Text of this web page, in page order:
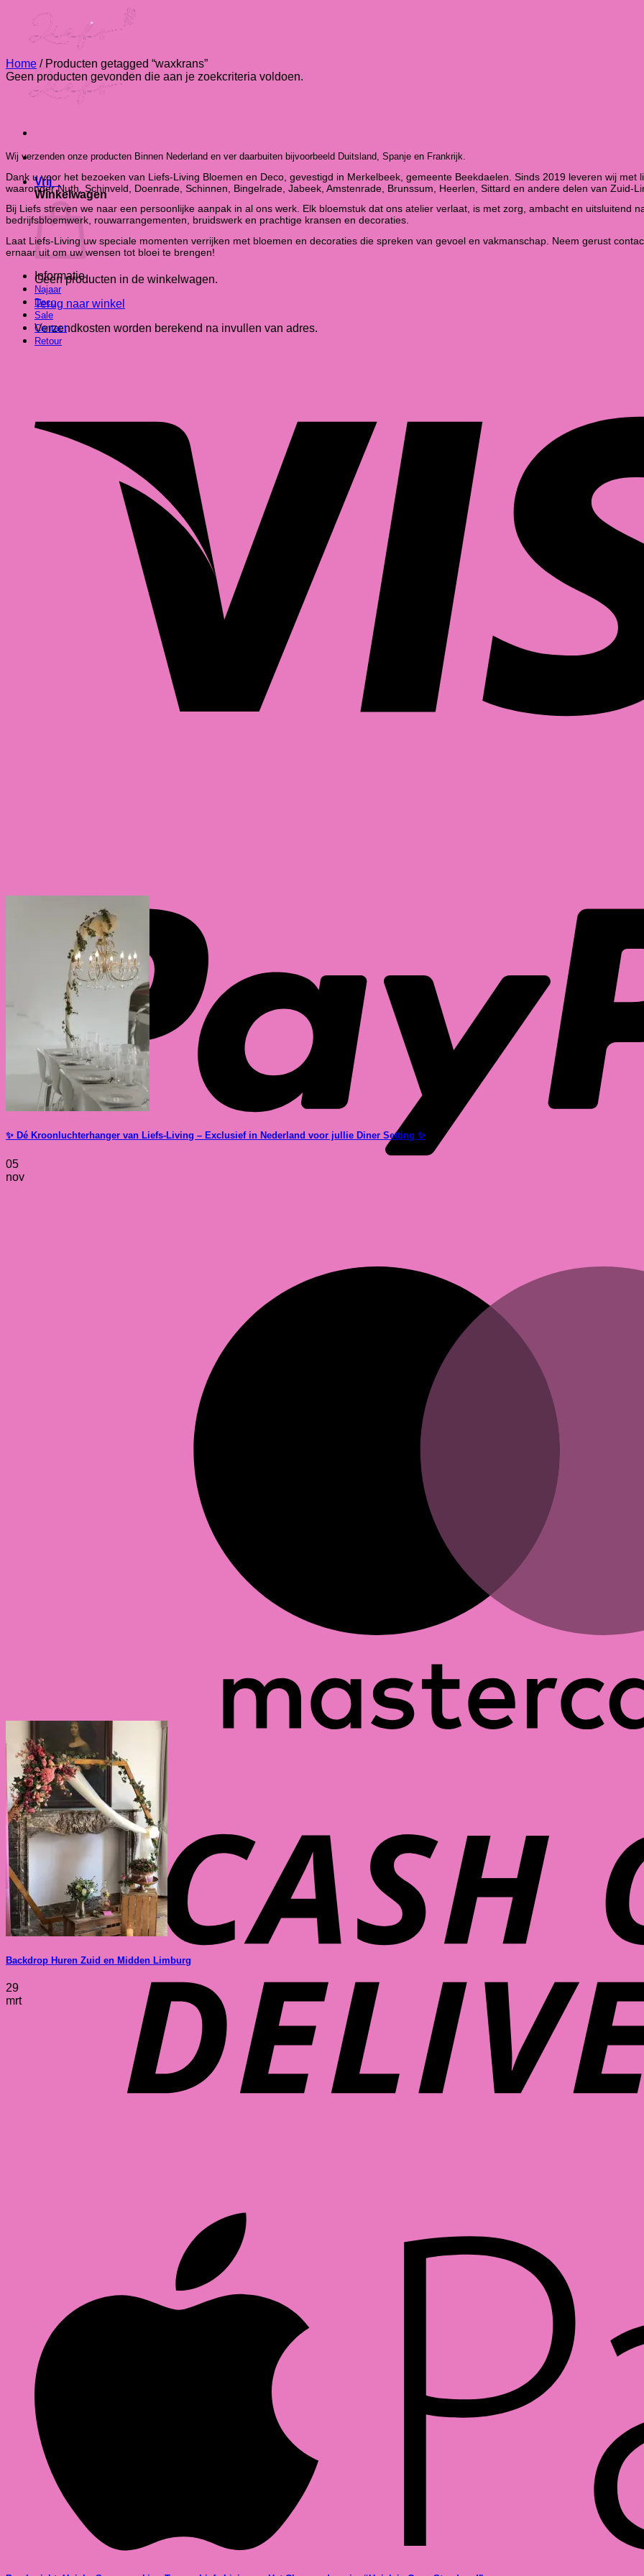
inhoud
Vrij 0
Winkelwagen
Geen producten in de winkelwagen.
Terug naar winkel
Verzendkosten worden berekend na invullen van adres.
Home /Producten getagged “waxkrans”
Geen producten gevonden die aan je zoekcriteria voldoen.
Wij verzenden onze producten Binnen Nederland en ver daarbuiten bijvoorbeeld Duitsland, Spanje en Frankrijk.
Dank u voor het bezoeken van Liefs-Living Bloemen en Deco, gevestigd in Merkelbeek, gemeente Beekdaelen. Sinds 2019 leveren wij
waaronder Nuth, Schinveld, Doenrade, Schinnen, Bingelrade, Jabeek, Amstenrade, Brunssum, Heerlen, Sittard en andere delen van Zuid-
Bij Liefs streven we naar een persoonlijke aanpak in al ons werk. Elk bloemstuk dat ons atelier verlaat, is met zorg, ambacht en uitsluitend
bedrijfsbloemwerk, rouwarrangementen, bruidswerk en prachtige kransen en decoraties.
Laat Liefs-Living uw speciale momenten verrijken met bloemen en decoraties die spreken van gevoel en vakmanschap. Neem gerust
ernaar uit om uw wensen tot bloei te brengen!
Informatie
Najaar
Deco
Sale
Contact
Retour
✨ Dé Kroonluchterhanger van Liefs-Living – Exclusief in Nederland voor jullie Diner Setting ✨
05
nov
Backdrop Huren Zuid en Midden Limburg
29
mrt